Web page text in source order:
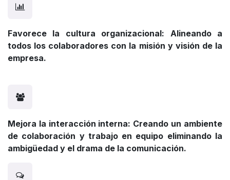
Favorece la cultura organizacional: Alineando a
todos los colaboradores con la misión y visión de la
empresa.
Mejora la interacción interna: Creando un ambiente
de colaboración y trabajo en equipo eliminando la
ambigüedad y el drama de la comunicación.